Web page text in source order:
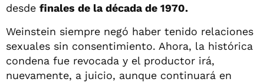
desde finales de la década de 1970.
Weinstein siempre negó haber tenido relaciones
sexuales sin consentimiento. Ahora, la histórica
condena fue revocada y el productor irá,
nuevamente, a juicio, aunque continuará en